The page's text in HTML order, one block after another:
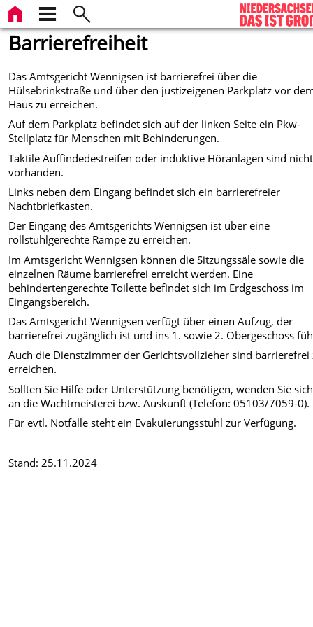
Barrierefreiheit
Das Amtsgericht Wennigsen ist barrierefrei über die
Hülsebrinkstraße und über den justizeigenen Parkplatz vor
Haus zu erreichen.
Auf dem Parkplatz befindet sich auf der linken Seite ein Pkw-
Stellplatz für Menschen mit Behinderungen.
Taktile Auffindedestreifen oder induktive Höranlagen sind nicht
vorhanden.
Links neben dem Eingang befindet sich ein barrierefreier
Nachtbriefkasten.
Der Eingang des Amtsgerichts Wennigsen ist über eine
rollstuhlgerechte Rampe zu erreichen.
Im Amtsgericht Wennigsen können die Sitzungssäle sowie die
einzelnen Räume barrierefrei erreicht werden. Eine
behindertengerechte Toilette befindet sich im Erdgeschoss im
Eingangsbereich.
Das Amtsgericht Wennigsen verfügt über einen Aufzug, der
barrierefrei zugänglich ist und ins 1. sowie 2. Obergeschoss
Auch die Dienstzimmer der Gerichtsvollzieher sind barrierefrei
erreichen.
Sollten Sie Hilfe oder Unterstützung benötigen, wenden Sie
an die Wachtmeisterei bzw. Auskunft (Telefon: 05103/7059-0).
Für evtl. Notfälle steht ein Evakuierungsstuhl zur Verfügung.
Stand: 25.11.2024